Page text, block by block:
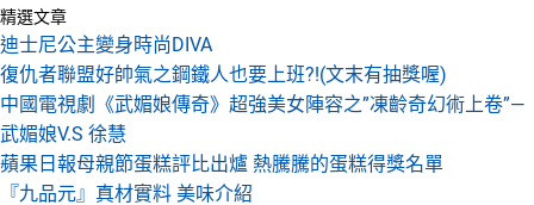
精選文章
迪士尼公主變身時尚DIVA
復仇者聯盟好帥氣之鋼鐵人也要上班?!(文末有抽獎喔)
中國電視劇《武媚娘傳奇》超強美女陣容之”凍齡奇幻術上卷”—
武媚娘V.S 徐慧
蘋果日報母親節蛋糕評比出爐 熱騰騰的蛋糕得獎名單
『九品元』真材實料 美味介紹